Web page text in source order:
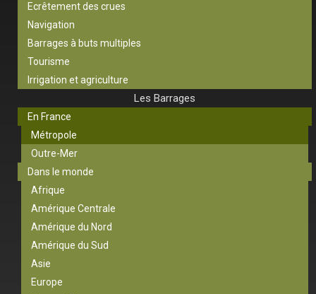
Ecrêtement des crues
Navigation
Barrages à buts multiples
Tourisme
Irrigation et agriculture
Les Barrages
En France
Métropole
Outre-Mer
Dans le monde
Afrique
Amérique Centrale
Amérique du Nord
Amérique du Sud
Asie
Europe